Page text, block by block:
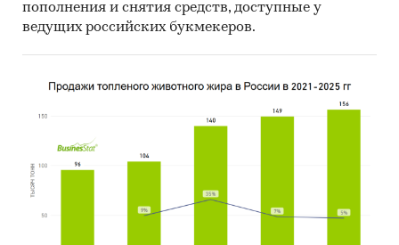
пополнения и снятия средств, доступные у
ведущих российских букмекеров.